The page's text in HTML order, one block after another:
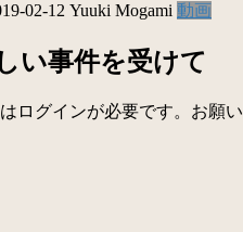
02-12 Yuuki Mogami 動画
い事件を受けて
ログインが必要です。お願い